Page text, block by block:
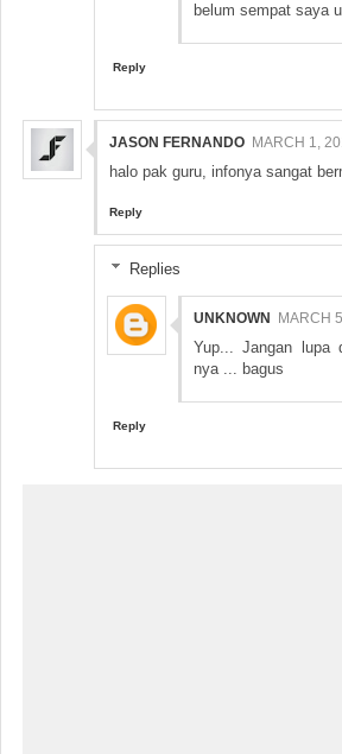
belum sempat saya
Reply
JASON FERNANDO MARCH 1,
halo pak guru, infonya sangat
Reply
Replies
UNKNOWN MARCH
Yup... Jangan lupa
nya ... bagus
Reply